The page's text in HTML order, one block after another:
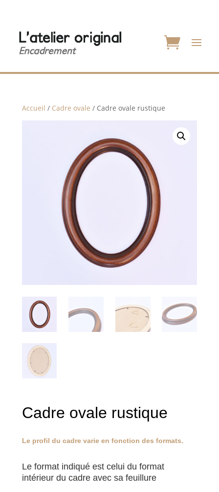
Accueil / Cadre ovale / Cadre ovale rustique
Cadre ovale rustique
Le profil du cadre varie en fonction des formats.
Le format indiqué est celui du format
intérieur du cadre avec sa feuillure